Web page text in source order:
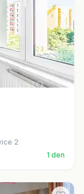
2
1 den